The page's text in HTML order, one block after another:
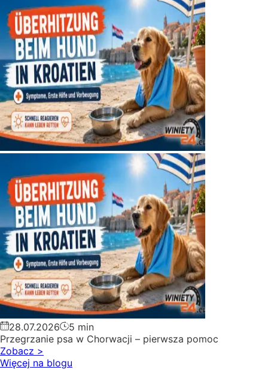
28.07.2026
5 min
Przegrzanie psa w Chorwacji – pierwsza pomoc
Zobacz >
Więcej na blogu